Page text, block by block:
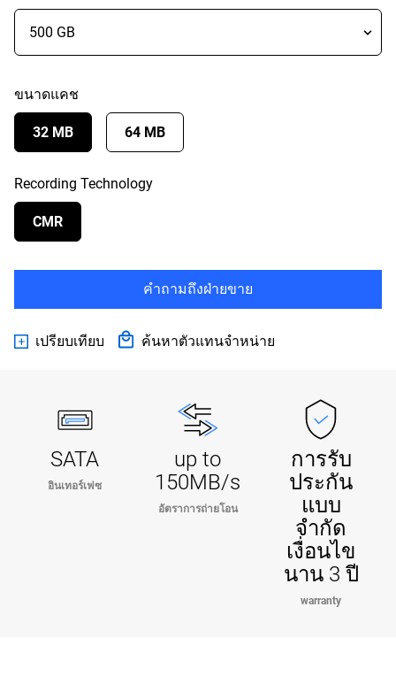
ขนาดแคช
32 MB 64 MB
Recording Technology
CMR
คำถามถึงฝ่ายขาย
เปรียบเทียบ ค้นหาตัวแทนจำหน่าย
SATA
อินเทอร์เฟซ
up to
150MB/s
อัตราการถ่ายโอน
การรับ
ประกัน
แบบ
จำกัด
เงื่อนไข
นาน 3 ปี
warranty